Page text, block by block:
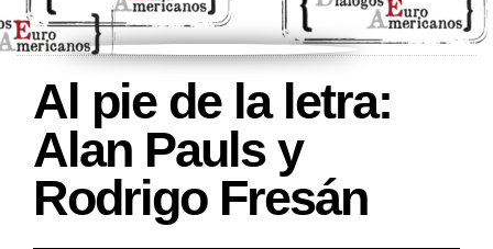
Al pie de la letra:
Alan Pauls y
Rodrigo Fresán